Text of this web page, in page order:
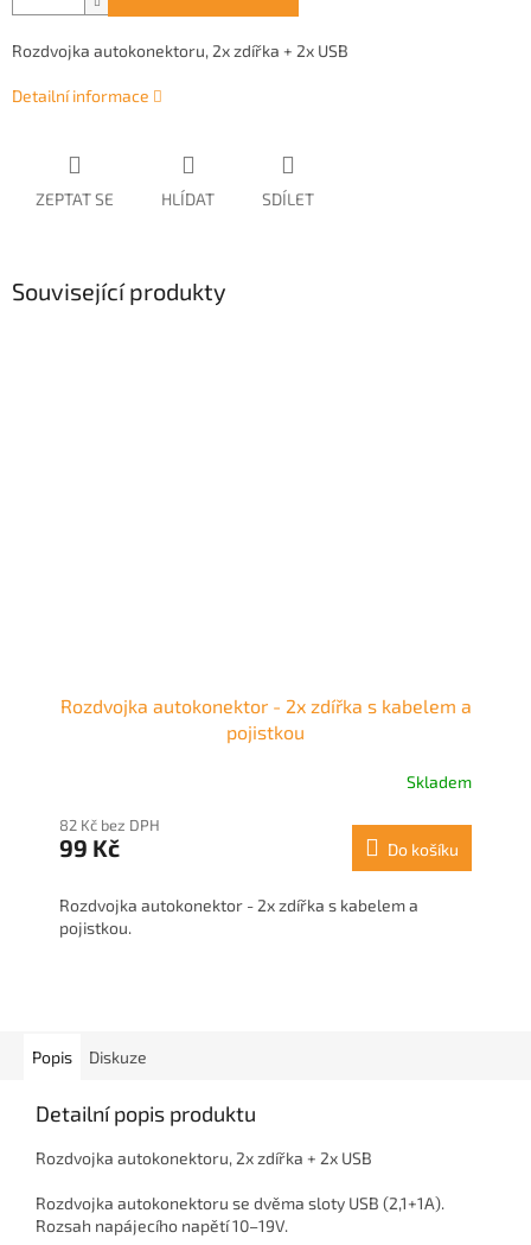
Rozdvojka autokonektoru, 2x zdířka + 2x USB
Detailní informace
ZEPTAT SE HLÍDAT SDÍLET
Související produkty
Rozdvojka autokonektor - 2x zdířka s kabelem a
pojistkou
Skladem
82 Kč bez DPH
99 Kč Do košíku
Rozdvojka autokonektor - 2x zdířka s kabelem a
pojistkou.
Popis Diskuze
Detailní popis produktu
Rozdvojka autokonektoru, 2x zdířka + 2x USB
Rozdvojka autokonektoru se dvěma sloty USB (2,1+1A).
Rozsah napájecího napětí 10–19V.